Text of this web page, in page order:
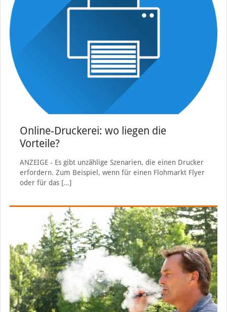
Online-Druckerei: wo liegen die
Vorteile?
ANZEIGE - Es gibt unzählige Szenarien, die einen Drucker
erfordern. Zum Beispiel, wenn für einen Flohmarkt Flyer
oder für das[…]